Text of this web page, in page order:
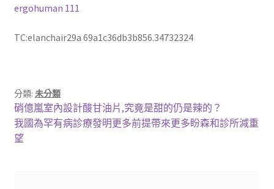
ergohuman 111
TC:elanchair29a 69a1c36db3b856.34732324
分類: 未分類
文
章
上
一
篇
硝億嵐室內設計酸甘油片,究竟是甜的仍是辣的？
下
一
我國為罕有病診療發明更多前提帶來更多盼森和診所減重
望